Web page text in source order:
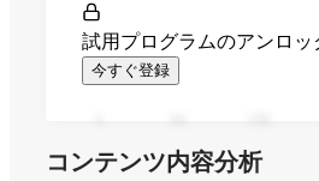
試用プログラムのアンロッ
今すぐ登録
コンテンツ内容分析